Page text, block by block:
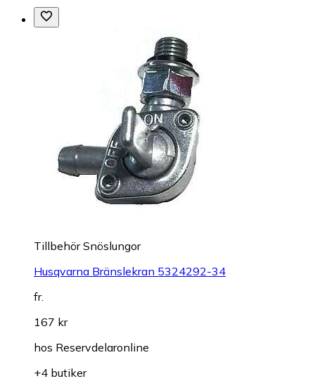
Tillbehör Snöslungor
Husqvarna Bränslekran 5324292-34
fr.
167 kr
hos Reservdelaronline
+4 butiker